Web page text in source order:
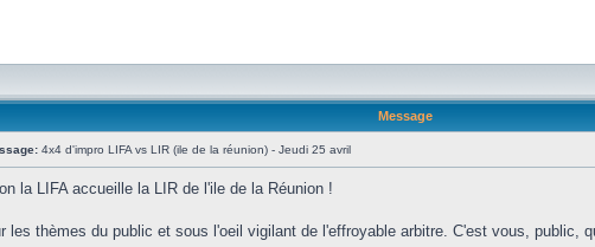
Message
4x4 d'impro LIFA vs LIR (ile de la réunion) - Jeudi 25 avril
la LIFA accueille la LIR de l'ile de la Réunion !
les thèmes du public et sous l'oeil vigilant de l'effroyable arbitre. C'est vous, public,